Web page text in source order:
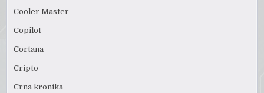
Cooler Master
Copilot
Cortana
Cripto
Crna kronika